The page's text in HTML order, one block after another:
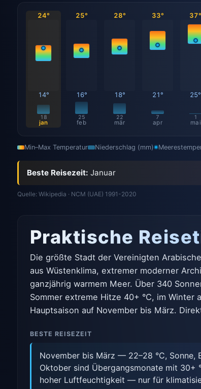
24°
14°
18
jan
25°
16°
25
feb
28°
18°
22
mär
33°
21°
7
apr
37°
25°
1
mai
Min–Max Temperatur Niederschlag (mm)
Beste Reisezeit: Januar
Quelle: Wikipedia · NCM (UAE) 1991-2020
Praktische
Die größte Stadt der Vereinigten
aus Wüstenklima, extremer moderner
ganzjährig warmem Meer. Über 340
Sommer extreme Hitze 40+ °C, im
Hauptsaison auf November bis März.
BESTE REISEZEIT
November bis März — 22–28 °C, Sonne,
Oktober sind Übergangsmonate mit 30+
hoher Luftfeuchtigkeit — nur für